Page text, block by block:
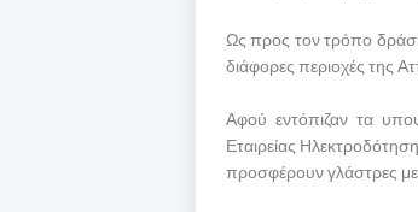
Ως προς τον τρόπο
διάφορες περιοχές της
Αφού εντόπιζαν τα
Εταιρείας
προσφέρουν γλάστρες με